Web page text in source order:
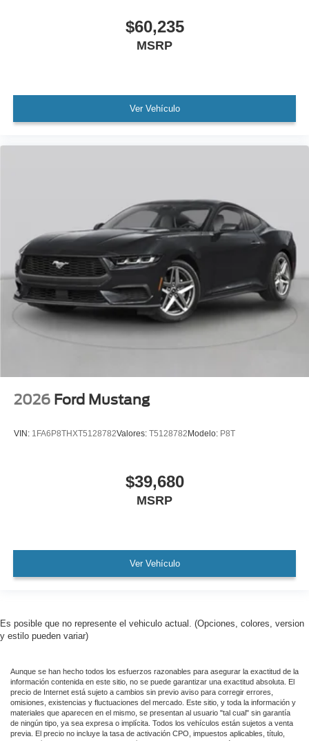
$60,235
MSRP
Ver Vehículo
2026 Ford Mustang
VIN: 1FA6P8THXT5128782Valores: T5128782 Modelo: P8T
$39,680
MSRP
Ver Vehículo
Es posible que no represente el vehiculo actual. (Opciones, colores, version
y estilo pueden variar)
Aunque se han hecho todos los esfuerzos razonables para asegurar la exactitud de la
información contenida en este sitio, no se puede garantizar una exactitud absoluta. El
precio de Internet está sujeto a cambios sin previo aviso para corregir errores,
omisiones, existencias y fluctuaciones del mercado. Este sitio, y toda la información y
materiales que aparecen en el mismo, se presentan al usuario "tal cual" sin garantía
de ningún tipo, ya sea expresa o implícita. Todos los vehículos están sujetos a venta
previa. El precio no incluye la tasa de activación CPO, impuestos aplicables, título,